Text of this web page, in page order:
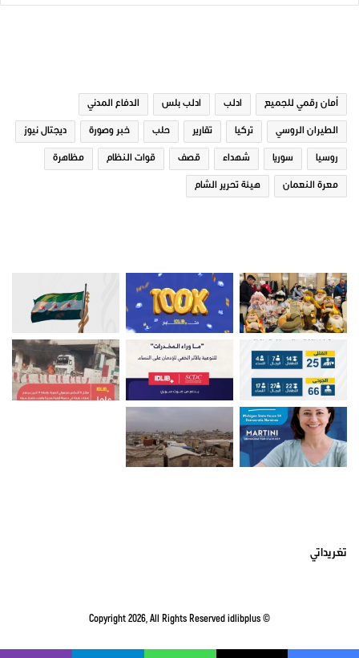
أمان رقمي للجميع ادلب ادلب بلس الدفاع المدني
الطيران الروسي تركيا تقارير حلب خبر وصورة ديجتال نيوز
روسيا سوريا شهداء قصف قوات النظام مظاهرة
معرة النعمان هيئة تحرير الشام
تغريداتي
© Copyright 2026, All Rights Reserved
idlibplus